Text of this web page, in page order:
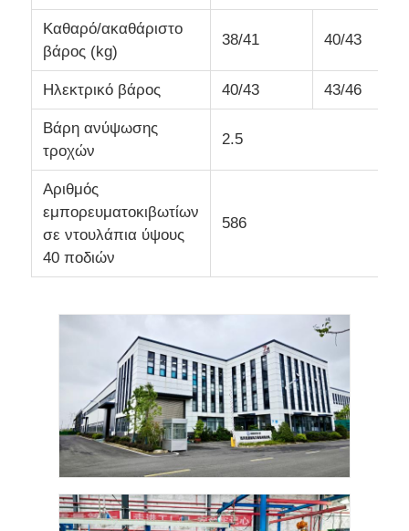
Καθαρό/ακαθάριστο
βάρος (kg)
38/41 40/43
Ηλεκτρικό βάρος 40/43 43/46
Βάρη ανύψωσης
τροχών
2.5
Αριθμός
εμπορευματοκιβωτίων
σε ντουλάπια ύψους
40 ποδιών
586